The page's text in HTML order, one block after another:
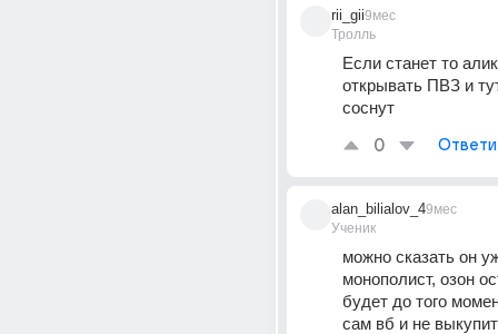
rii_gii
Тролль
9мес
Если станет то
открывать ПВЗ и
соснут
0
alan_bilialov_4
Ученик
9мес
можно сказать он
монополист, озон
будет до того
сам вб и не выкупит